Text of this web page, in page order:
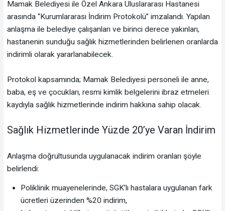
Mamak Belediyesi ile Özel Ankara Uluslararası Hastanesi
arasında “Kurumlararası İndirim Protokolü” imzalandı. Yapılan
anlaşma ile belediye çalışanları ve birinci derece yakınları,
hastanenin sunduğu sağlık hizmetlerinden belirlenen oranlarda
indirimli olarak yararlanabilecek.
Protokol kapsamında; Mamak Belediyesi personeli ile anne,
baba, eş ve çocukları, resmi kimlik belgelerini ibraz etmeleri
kaydıyla sağlık hizmetlerinde indirim hakkına sahip olacak.
Sağlık Hizmetlerinde Yüzde 20’ye Varan İndirim
Anlaşma doğrultusunda uygulanacak indirim oranları şöyle
belirlendi:
Poliklinik muayenelerinde, SGK’lı hastalara uygulanan fark
ücretleri üzerinden %20 indirim,